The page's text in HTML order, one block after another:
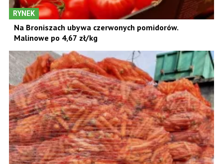
RYNEK
Na Broniszach ubywa czerwonych pomidorów.
Malinowe po 4,67 zł/kg